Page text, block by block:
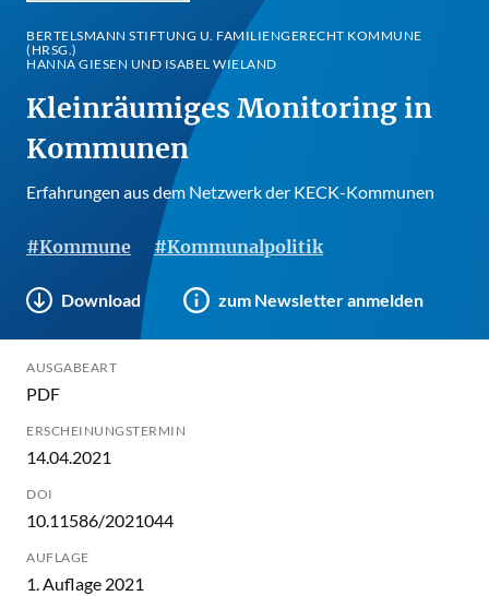
BERTELSMANN STIFTUNG U. FAMILIENGERECHT KOMMUNE
(HRSG.)
HANNA GIESEN UND ISABEL WIELAND
Kleinräumiges Monitoring in
Kommunen
Erfahrungen aus dem Netzwerk der KECK-Kommunen
#Kommune #Kommunalpolitik
Download zum Newsletter anmelden
AUSGABEART
PDF
ERSCHEINUNGSTERMIN
14.04.2021
DOI
10.11586/2021044
AUFLAGE
1. Auflage 2021